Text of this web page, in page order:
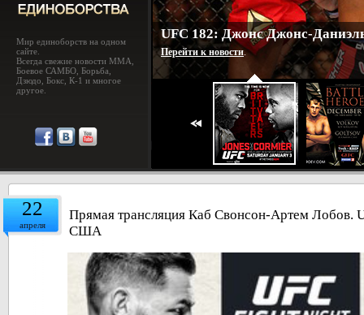
Мир единоборств на одном
сайте.
Всегда свежие новости MMA,
Боевое САМБО, Борьба,
Дзюдо, Бокс, К-1 и многое
другое.
UFC 182: Джонс Джонс-
Перейти к новости.
22
апреля
Прямая трансляция Каб Свонсон-Артем Лобов.
США